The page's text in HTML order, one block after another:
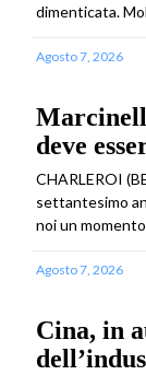
dimenticata.
Agosto 7, 2026
deve
CHARLEROI
settantesimo
noi un
Agosto 7, 2026
Cina, in